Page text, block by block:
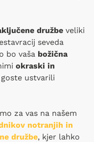
družbe veliki
seveda
bo vaša božična
okraski in
ustvarili
za vas na našem
notranjih in
družbe, kjer lahko